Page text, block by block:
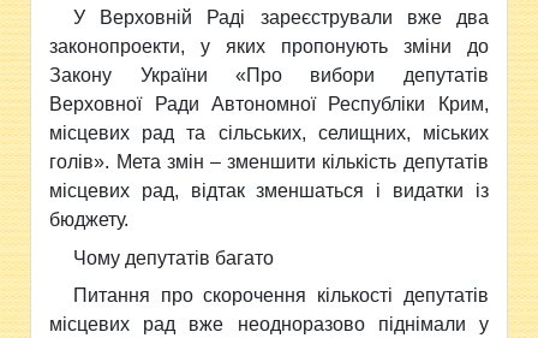
У Верховній Раді зареєстрували вже два
законопроекти, у яких пропонують зміни до
Закону України «Про вибори депутатів
Верховної Ради Автономної Республіки Крим,
місцевих рад та сільських, селищних, міських
голів». Мета змін – зменшити кількість депутатів
місцевих рад, відтак зменшаться і видатки із
бюджету.
Чому депутатів багато
Питання про скорочення кількості депутатів
місцевих рад вже неодноразово піднімали у